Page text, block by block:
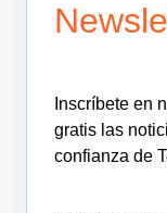
Inscríbete en
gratis las
confianza de